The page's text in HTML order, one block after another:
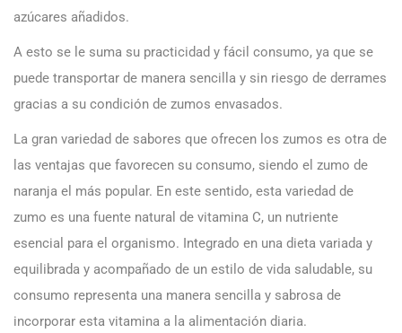
azúcares añadidos.
A esto se le suma su practicidad y fácil consumo, ya que se
puede transportar de manera sencilla y sin riesgo de derrames
gracias a su condición de zumos envasados.
La gran variedad de sabores que ofrecen los zumos es otra de
las ventajas que favorecen su consumo, siendo el zumo de
naranja el más popular. En este sentido, esta variedad de
zumo es una fuente natural de vitamina C, un nutriente
esencial para el organismo. Integrado en una dieta variada y
equilibrada y acompañado de un estilo de vida saludable, su
consumo representa una manera sencilla y sabrosa de
incorporar esta vitamina a la alimentación diaria.